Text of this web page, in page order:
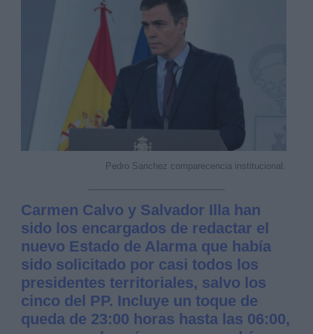
Pedro Sanchez comparecencia institucional.
Carmen Calvo y Salvador Illa han
sido los encargados de redactar el
nuevo Estado de Alarma que había
sido solicitado por casi todos los
presidentes territoriales, salvo los
cinco del PP. Incluye un toque de
queda de 23:00 horas hasta las 06:00,